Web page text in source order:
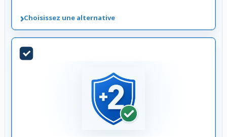
›Choisissez une alternative